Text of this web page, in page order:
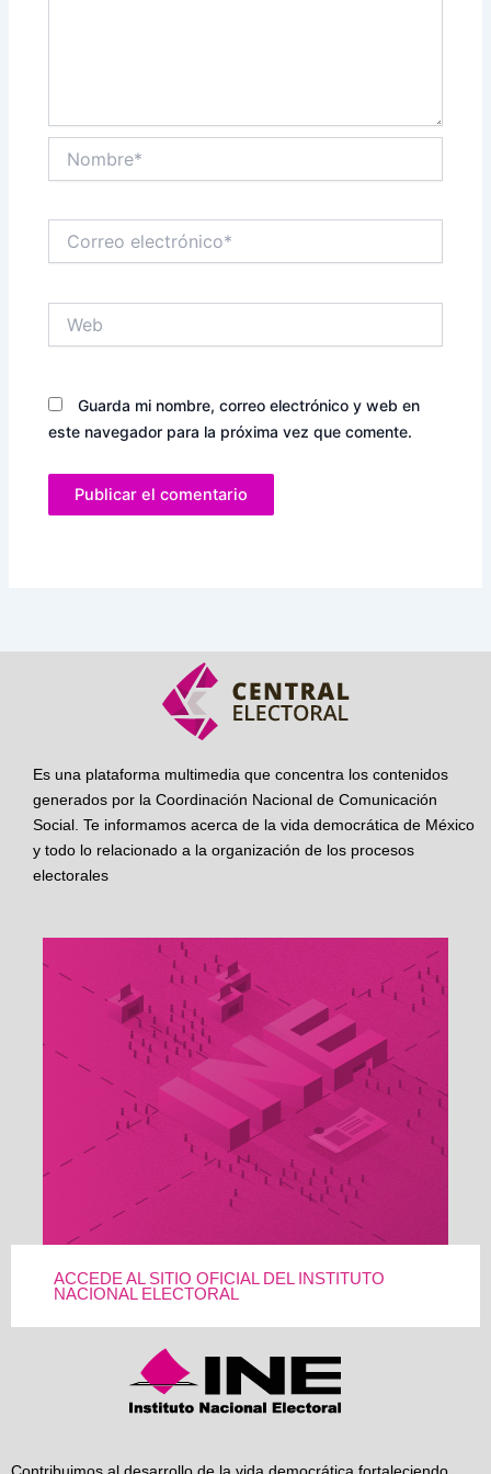
electrónico*
Guarda mi nombre, correo electrónico y web en
este navegador para la próxima vez que comente.
Es una plataforma multimedia que concentra los contenidos
generados por la Coordinación Nacional de Comunicación
Social. Te informamos acerca de la vida democrática de México
y todo lo relacionado a la organización de los procesos
electorales
ACCEDE AL SITIO OFICIAL DEL INSTITUTO
NACIONAL ELECTORAL